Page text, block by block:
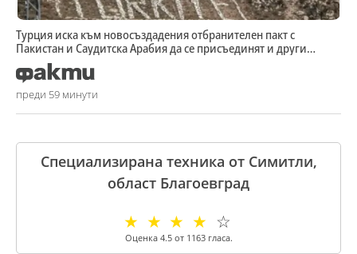
Турция иска към новосъздадения отбранителен пакт с
Пакистан и Саудитска Арабия да се присъединят и други
държави
преди 59 минути
Специализирана техника от Симитли,
област Благоевград
☆
☆
☆
☆
☆
Оценка 4.5от 1163гласа.